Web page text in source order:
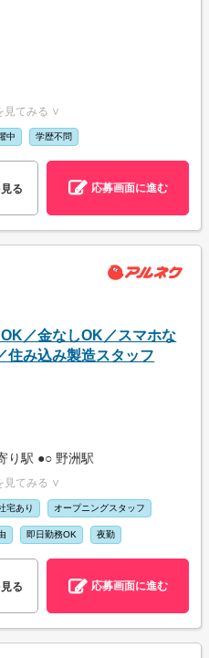
見てみる ∨
中 学歴不問
る 応募画面に進む
／金なしOK／スマホな
住み込み製造スタッフ
り駅 ●○ 野洲駅
見てみる ∨
宅あり オープニングスタッフ
即日勤務OK 夜勤
る 応募画面に進む